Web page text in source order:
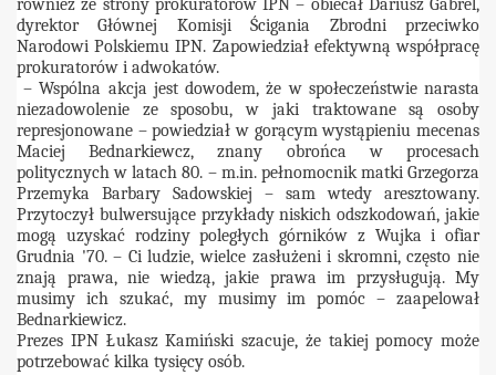
również ze strony prokuratorów IPN – obiecał Dariusz Gabrel,
dyrektor Głównej Komisji Ścigania Zbrodni przeciwko
Narodowi Polskiemu IPN. Zapowiedział efektywną współpracę
prokuratorów i adwokatów.
– Wspólna akcja jest dowodem, że w społeczeństwie narasta
niezadowolenie ze sposobu, w jaki traktowane są osoby
represjonowane – powiedział w gorącym wystąpieniu mecenas
Maciej Bednarkiewcz, znany obrońca w procesach
politycznych w latach 80. – m.in. pełnomocnik matki Grzegorza
Przemyka Barbary Sadowskiej – sam wtedy aresztowany.
Przytoczył bulwersujące przykłady niskich odszkodowań, jakie
mogą uzyskać rodziny poległych górników z Wujka i ofiar
Grudnia '70. – Ci ludzie, wielce zasłużeni i skromni, często nie
znają prawa, nie wiedzą, jakie prawa im przysługują. My
musimy ich szukać, my musimy im pomóc – zaapelował
Bednarkiewicz.
Prezes IPN Łukasz Kamiński szacuje, że takiej pomocy może
potrzebować kilka tysięcy osób.